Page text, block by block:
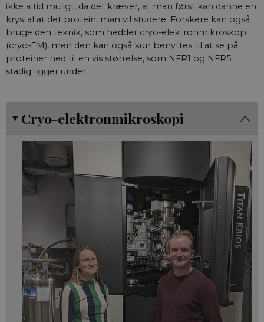
ikke altid muligt, da det kræver, at man først kan danne en
krystal at det protein, man vil studere. Forskere kan også
bruge den teknik, som hedder cryo-elektronmikroskopi
(cryo-EM), men den kan også kun benyttes til at se på
proteiner ned til en vis størrelse, som NFR1 og NFR5
stadig ligger under.
Cryo-elektronmikroskopi